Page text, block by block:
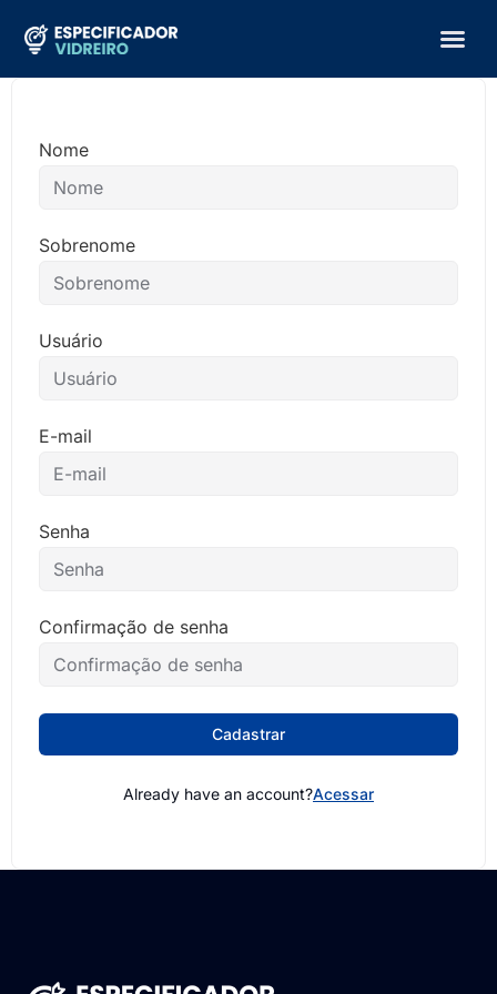
Nome
Sobrenome
Usuário
E-mail
Senha
Confirmação de senha
Cadastrar
Already have an account?Acessar